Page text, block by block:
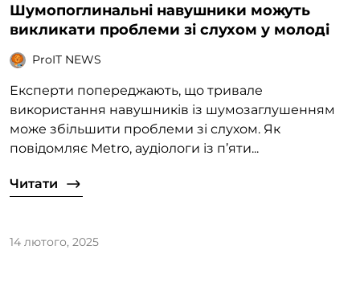
Шумопоглинальні навушники можуть
викликати проблеми зі слухом у молоді
ProIT NEWS
Експерти попереджають, що тривале
використання навушників із шумозаглушенням
може збільшити проблеми зі слухом. Як
повідомляє Metro, аудіологи із п’яти...
Читати
14 лютого, 2025